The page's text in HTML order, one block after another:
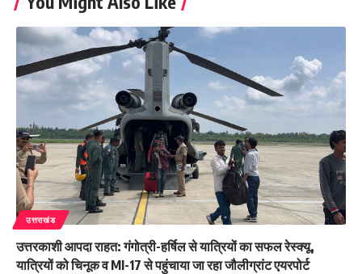
उत्तराखंड
उत्तरकाशी आपदा राहत: गंगोत्री-हर्षिल से यात्रियों का सफल रेस्क्यू,
यात्रियों को चिनूक व MI-17 से पहुंचाया जा रहा जौलीग्रांट एयरपोर्ट